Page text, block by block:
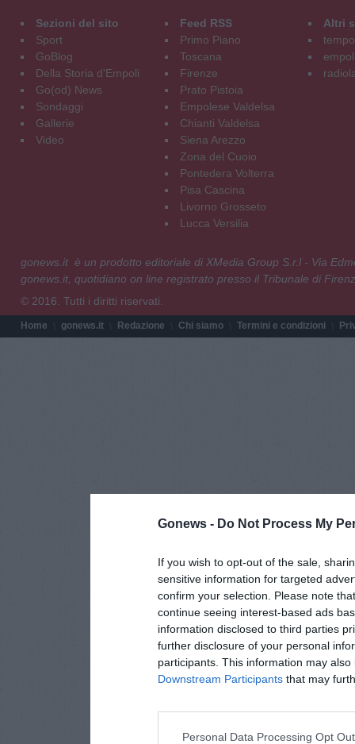
Gonews - Do Not Process My
If you wish to opt-out of the sale,
sensitive information for targeted
confirm your selection. Please note
continue seeing interest-based ads
information disclosed to third parties
further disclosure of your personal
participants. This information may
Downstream Participants that may
Personal Data Processing Opt
Sezioni del sito
Sport
GoBlog
Della Storia d'Empoli
Go(od) News
Sondaggi
Gallerie
Video
Feed RSS
Primo Piano
Toscana
Firenze
Prato Pistoia
Empolese Valdelsa
Chianti Valdelsa
Siena Arezzo
Zona del Cuoio
Pontedera Volterra
Pisa Cascina
Livorno Grosseto
Lucca Versilia
Altri
gonews.it è un prodotto editoriale di XMedia Group S.r.l - Via
gonews.it, quotidiano on line registrato presso il Tribunale di
© 2016. Tutti i diritti riservati.
Home gonews.it Redazione Chi siamo Termini e condizioni